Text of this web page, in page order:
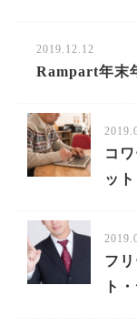
2019.12.12
Rampart年末
コ
ット
フ
ト